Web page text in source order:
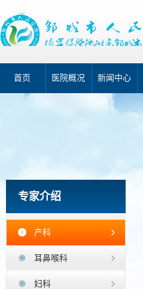
首页 医院概况 新闻中心
专家介绍
产科
耳鼻喉科
妇科